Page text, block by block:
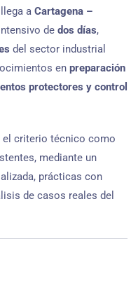
llega a Cartagena –
de dos días,
del sector industrial
en preparación
protectores y control
el criterio técnico como
mediante un
prácticas con
de casos reales del